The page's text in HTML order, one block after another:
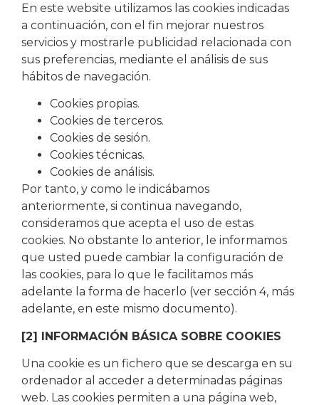
En este website utilizamos las cookies indicadas
a continuación, con el fin mejorar nuestros
servicios y mostrarle publicidad relacionada con
sus preferencias, mediante el análisis de sus
hábitos de navegación.
Cookies propias.
Cookies de terceros.
Cookies de sesión.
Cookies técnicas.
Cookies de análisis.
Por tanto, y como le indicábamos
anteriormente, si continua navegando,
consideramos que acepta el uso de estas
cookies. No obstante lo anterior, le informamos
que usted puede cambiar la configuración de
las cookies, para lo que le facilitamos más
adelante la forma de hacerlo (ver sección 4, más
adelante, en este mismo documento).
[2] INFORMACIÓN BÁSICA SOBRE COOKIES
Una cookie es un fichero que se descarga en su
ordenador al acceder a determinadas páginas
web. Las cookies permiten a una página web,